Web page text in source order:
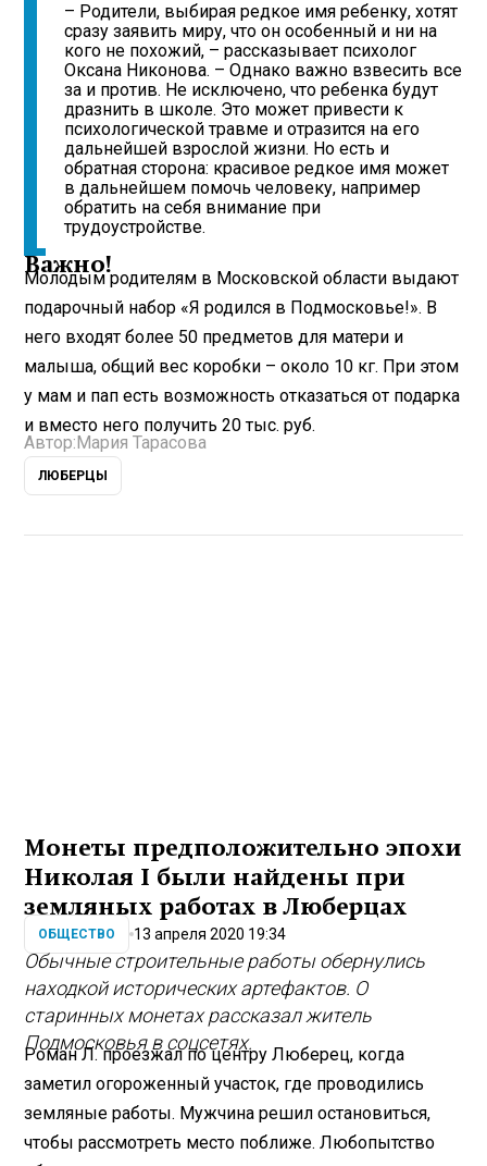
– Родители, выбирая редкое имя ребенку, хотят
сразу заявить миру, что он особенный и ни на
кого не похожий, – рассказывает психолог
Оксана Никонова. – Однако важно взвесить все
за и против. Не исключено, что ребенка будут
дразнить в школе. Это может привести к
психологической травме и отразится на его
дальнейшей взрослой жизни. Но есть и
обратная сторона: красивое редкое имя может
в дальнейшем помочь человеку, например
обратить на себя внимание при
трудоустройстве.
Важно!
Молодым родителям в Московской области выдают
подарочный набор «Я родился в Подмосковье!». В
него входят более 50 предметов для матери и
малыша, общий вес коробки – около 10 кг. При этом
у мам и пап есть возможность отказаться от подарка
и вместо него получить 20 тыс. руб.
Автор: Мария Тарасова
ЛЮБЕРЦЫ
Монеты предположительно эпохи
Николая I были найдены при
земляных работах в Люберцах
ОБЩЕСТВО 13 апреля 2020 19:34
Обычные строительные работы обернулись
находкой исторических артефактов. О
старинных монетах рассказал житель
Подмосковья в соцсетях.
Роман Л. проезжал по центру Люберец, когда
заметил огороженный участок, где проводились
земляные работы. Мужчина решил остановиться,
чтобы рассмотреть место поближе. Любопытство